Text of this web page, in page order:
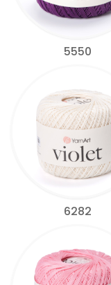
5550
6282